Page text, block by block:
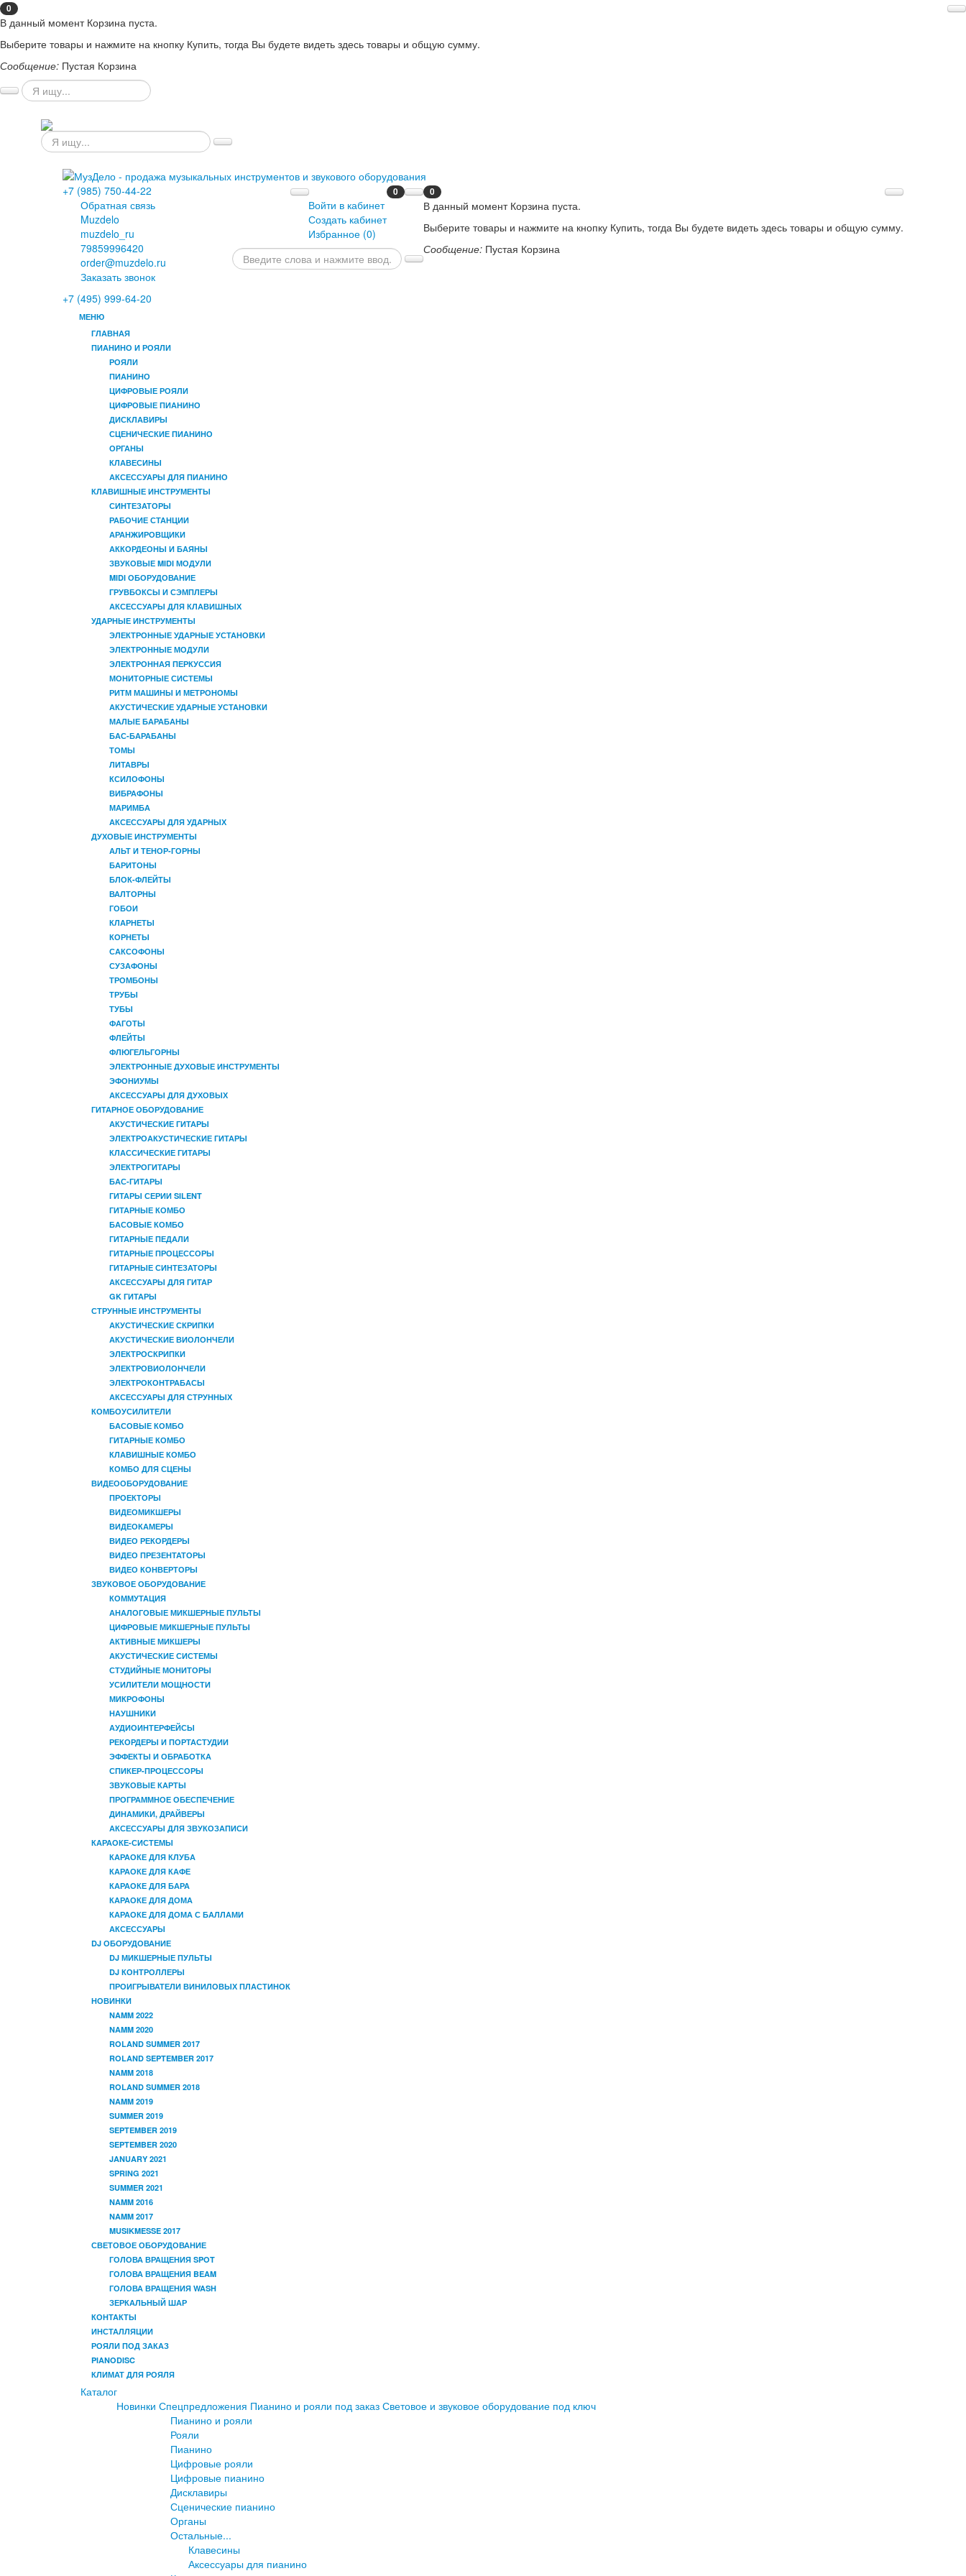
0
В данный момент Корзина пуста.
Выберите товары и нажмите на кнопку Купить, тогда Вы будете видеть здесь товары и общую сумму.
Сообщение: Пустая Корзина
+7 (985) 750-44-22
Обратная связь
Muzdelo
muzdelo_ru
79859996420
order@muzdelo.ru
Заказать звонок
+7 (495) 999-64-20
0
В данный момент Корзина пуста.
Выберите товары и нажмите на кнопку Купить, тогда Вы будете видеть здесь товары и общую сумму.
Сообщение: Пустая Корзина
0
Войти в кабинет
Создать кабинет
Избранное (0)
МЕНЮ
ГЛАВНАЯ
ПИАНИНО И РОЯЛИ
РОЯЛИ
ПИАНИНО
ЦИФРОВЫЕ РОЯЛИ
ЦИФРОВЫЕ ПИАНИНО
ДИСКЛАВИРЫ
СЦЕНИЧЕСКИЕ ПИАНИНО
ОРГАНЫ
КЛАВЕСИНЫ
АКСЕССУАРЫ ДЛЯ ПИАНИНО
КЛАВИШНЫЕ ИНСТРУМЕНТЫ
СИНТЕЗАТОРЫ
РАБОЧИЕ СТАНЦИИ
АРАНЖИРОВЩИКИ
АККОРДЕОНЫ И БАЯНЫ
ЗВУКОВЫЕ MIDI МОДУЛИ
MIDI ОБОРУДОВАНИЕ
ГРУВБОКСЫ И СЭМПЛЕРЫ
АКСЕССУАРЫ ДЛЯ КЛАВИШНЫХ
УДАРНЫЕ ИНСТРУМЕНТЫ
ЭЛЕКТРОННЫЕ УДАРНЫЕ УСТАНОВКИ
ЭЛЕКТРОННЫЕ МОДУЛИ
ЭЛЕКТРОННАЯ ПЕРКУССИЯ
МОНИТОРНЫЕ СИСТЕМЫ
РИТМ МАШИНЫ И МЕТРОНОМЫ
АКУСТИЧЕСКИЕ УДАРНЫЕ УСТАНОВКИ
МАЛЫЕ БАРАБАНЫ
БАС-БАРАБАНЫ
ТОМЫ
ЛИТАВРЫ
КСИЛОФОНЫ
ВИБРАФОНЫ
МАРИМБА
АКСЕССУАРЫ ДЛЯ УДАРНЫХ
ДУХОВЫЕ ИНСТРУМЕНТЫ
АЛЬТ И ТЕНОР-ГОРНЫ
БАРИТОНЫ
БЛОК-ФЛЕЙТЫ
ВАЛТОРНЫ
ГОБОИ
КЛАРНЕТЫ
КОРНЕТЫ
САКСОФОНЫ
СУЗАФОНЫ
ТРОМБОНЫ
ТРУБЫ
ТУБЫ
ФАГОТЫ
ФЛЕЙТЫ
ФЛЮГЕЛЬГОРНЫ
ЭЛЕКТРОННЫЕ ДУХОВЫЕ ИНСТРУМЕНТЫ
ЭФОНИУМЫ
АКСЕССУАРЫ ДЛЯ ДУХОВЫХ
ГИТАРНОЕ ОБОРУДОВАНИЕ
АКУСТИЧЕСКИЕ ГИТАРЫ
ЭЛЕКТРОАКУСТИЧЕСКИЕ ГИТАРЫ
КЛАССИЧЕСКИЕ ГИТАРЫ
ЭЛЕКТРОГИТАРЫ
БАС-ГИТАРЫ
ГИТАРЫ СЕРИИ SILENT
ГИТАРНЫЕ КОМБО
БАСОВЫЕ КОМБО
ГИТАРНЫЕ ПЕДАЛИ
ГИТАРНЫЕ ПРОЦЕССОРЫ
ГИТАРНЫЕ СИНТЕЗАТОРЫ
АКСЕССУАРЫ ДЛЯ ГИТАР
GK ГИТАРЫ
СТРУННЫЕ ИНСТРУМЕНТЫ
АКУСТИЧЕСКИЕ СКРИПКИ
АКУСТИЧЕСКИЕ ВИОЛОНЧЕЛИ
ЭЛЕКТРОСКРИПКИ
ЭЛЕКТРОВИОЛОНЧЕЛИ
ЭЛЕКТРОКОНТРАБАСЫ
АКСЕССУАРЫ ДЛЯ СТРУННЫХ
КОМБОУСИЛИТЕЛИ
БАСОВЫЕ КОМБО
ГИТАРНЫЕ КОМБО
КЛАВИШНЫЕ КОМБО
КОМБО ДЛЯ СЦЕНЫ
ВИДЕООБОРУДОВАНИЕ
ПРОЕКТОРЫ
ВИДЕОМИКШЕРЫ
ВИДЕОКАМЕРЫ
ВИДЕО РЕКОРДЕРЫ
ВИДЕО ПРЕЗЕНТАТОРЫ
ВИДЕО КОНВЕРТОРЫ
ЗВУКОВОЕ ОБОРУДОВАНИЕ
КОММУТАЦИЯ
АНАЛОГОВЫЕ МИКШЕРНЫЕ ПУЛЬТЫ
ЦИФРОВЫЕ МИКШЕРНЫЕ ПУЛЬТЫ
АКТИВНЫЕ МИКШЕРЫ
АКУСТИЧЕСКИЕ СИСТЕМЫ
СТУДИЙНЫЕ МОНИТОРЫ
УСИЛИТЕЛИ МОЩНОСТИ
МИКРОФОНЫ
НАУШНИКИ
АУДИОИНТЕРФЕЙСЫ
РЕКОРДЕРЫ И ПОРТАСТУДИИ
ЭФФЕКТЫ И ОБРАБОТКА
СПИКЕР-ПРОЦЕССОРЫ
ЗВУКОВЫЕ КАРТЫ
ПРОГРАММНОЕ ОБЕСПЕЧЕНИЕ
ДИНАМИКИ, ДРАЙВЕРЫ
АКСЕССУАРЫ ДЛЯ ЗВУКОЗАПИСИ
КАРАОКЕ-СИСТЕМЫ
КАРАОКЕ ДЛЯ КЛУБА
КАРАОКЕ ДЛЯ КАФЕ
КАРАОКЕ ДЛЯ БАРА
КАРАОКЕ ДЛЯ ДОМА
КАРАОКЕ ДЛЯ ДОМА С БАЛЛАМИ
АКСЕССУАРЫ
DJ ОБОРУДОВАНИЕ
DJ МИКШЕРНЫЕ ПУЛЬТЫ
DJ КОНТРОЛЛЕРЫ
ПРОИГРЫВАТЕЛИ ВИНИЛОВЫХ ПЛАСТИНОК
НОВИНКИ
NAMM 2022
NAMM 2020
ROLAND SUMMER 2017
ROLAND SEPTEMBER 2017
NAMM 2018
ROLAND SUMMER 2018
NAMM 2019
SUMMER 2019
SEPTEMBER 2019
SEPTEMBER 2020
JANUARY 2021
SPRING 2021
SUMMER 2021
NAMM 2016
NAMM 2017
MUSIKMESSE 2017
СВЕТОВОЕ ОБОРУДОВАНИЕ
ГОЛОВА ВРАЩЕНИЯ SPOT
ГОЛОВА ВРАЩЕНИЯ BEAM
ГОЛОВА ВРАЩЕНИЯ WASH
ЗЕРКАЛЬНЫЙ ШАР
КОНТАКТЫ
ИНСТАЛЛЯЦИИ
РОЯЛИ ПОД ЗАКАЗ
PIANODISC
КЛИМАТ ДЛЯ РОЯЛЯ
Каталог
Новинки Спецпредложения Пианино и рояли под заказ Световое и звуковое оборудование под ключ
Пианино и рояли
Рояли
Пианино
Цифровые рояли
Цифровые пианино
Дисклавиры
Сценические пианино
Органы
Остальные...
Клавесины
Аксессуары для пианино